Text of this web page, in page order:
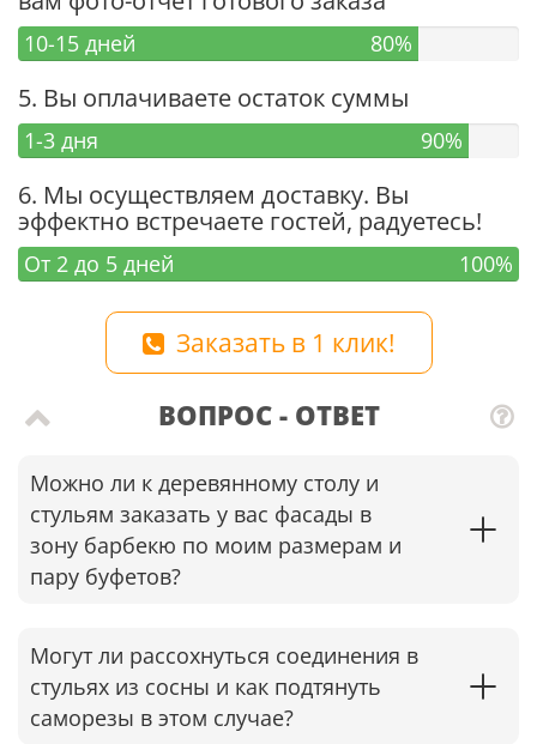
10-15 дней 80%
5. Вы оплачиваете остаток суммы
1-3 дня 90%
6. Мы осуществляем доставку. Вы
эффектно встречаете гостей, радуетесь!
От 2 до 5 дней 100%
Заказать в 1 клик!
ВОПРОС - ОТВЕТ
Можно ли к деревянному столу и
стульям заказать у вас фасады в
зону барбекю по моим размерам и
пару буфетов?
Могут ли рассохнуться соединения в
стульях из сосны и как подтянуть
саморезы в этом случае?​